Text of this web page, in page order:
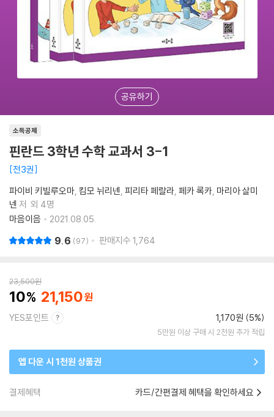
공유하기
소득공제
핀란드 3학년 수학 교과서 3-1
전3권
파이비 키빌루오마 킴모 뉘리넨 피리타 페랄라 페카 록카 마리아 살미
넨 저 외 4명
마음이음
2021.08.05.
9.6 97 판매지수 1,764
23,500원
10 21,150
YES포인트 1,170원 (5%)
5만원 이상 구매 시 2천원 추가 적립
앱 다운 시 1천원 상품권
결제혜택 카드/간편결제 혜택을 확인하세요